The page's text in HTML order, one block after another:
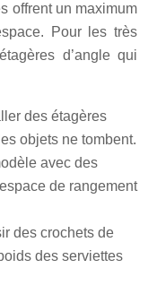
offrent un maximum
Pour les très
d’angle qui
des étagères
objets ne tombent.
avec des
de rangement
des crochets de
des serviettes